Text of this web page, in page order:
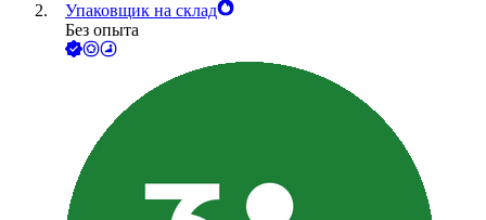
Упаковщик на склад
Без опыта